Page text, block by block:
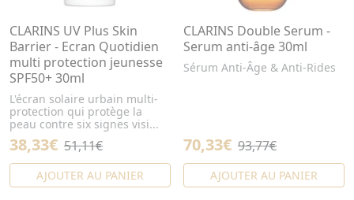
CLARINS UV Plus Skin
Barrier - Ecran Quotidien
multi protection jeunesse
SPF50+ 30ml
L'écran solaire urbain multi-
protection qui protège la
peau contre six signes visi...
38,33€ 51,11€
AJOUTER AU PANIER
CLARINS Double Serum -
Serum anti-âge 30ml
Sérum Anti-Âge & Anti-Rides
70,33€ 93,77€
AJOUTER AU PANIER